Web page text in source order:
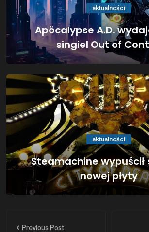
aktualności
Apöcalypse A.D.
singiel Out of
aktualności
Steamachine wypuścił
nowej płyty
Previous Post